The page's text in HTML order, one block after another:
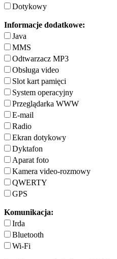
Dotykowy
Informacje dodatkowe:
Java
MMS
Odtwarzacz MP3
Obsługa video
Slot kart pamięci
System operacyjny
Przeglądarka WWW
E-mail
Radio
Ekran dotykowy
Dyktafon
Aparat foto
Kamera video-rozmowy
QWERTY
GPS
Komunikacja:
Irda
Bluetooth
Wi-Fi